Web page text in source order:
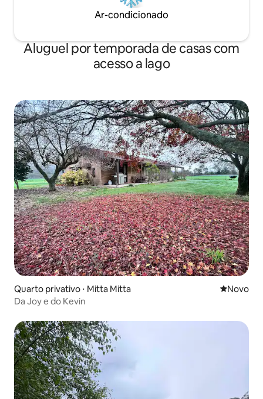
Ar-condicionado
Aluguel por temporada de casas com
acesso a lago
Quarto privativo ⋅ Mitta Mitta Novo
Novo
Da Joy e do Kevin